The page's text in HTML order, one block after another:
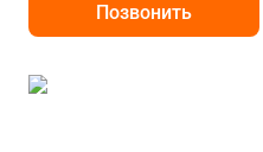
Позвонить